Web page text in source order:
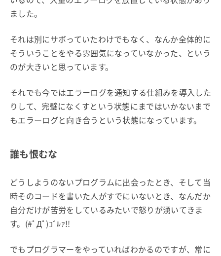
ました。
それは別にサボっていたわけでもなく、なんか全体的に
そういうことをやる雰囲気になっていなかった、という
のが大きいと思っています。
それでも今ではエラーログを通知する仕組みを導入した
りして、完璧になくすという状態にまではいかないまで
もエラーログと向き合うという状態になっています。
誰も恨むな
どうしようのないプログラムに出会ったとき、そして当
時そのコードを書いた人がすでにいないとき、なんだか
自分だけが苦労をしているみたいで怒りが湧いてきま
す。(#ﾟДﾟ)ｺﾞﾙｧ!!
でもプログラマーをやっていればわかるのですが、常に